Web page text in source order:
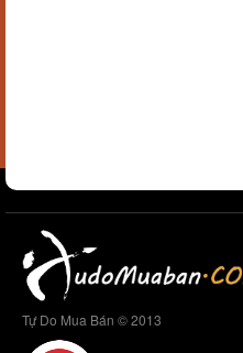
Tự Do Mua Bán © 2013